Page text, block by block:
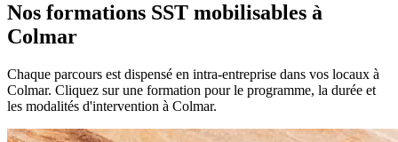
Nos formations SST mobilisables à
Colmar
Chaque parcours est dispensé en intra-entreprise dans vos locaux à
Colmar. Cliquez sur une formation pour le programme, la durée et
les modalités d'intervention à Colmar.